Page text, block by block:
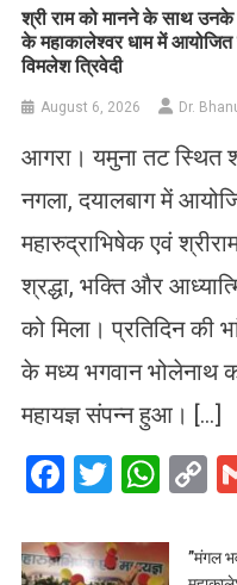
​श्री राम को मानने के साथ
के महाकालेश्वर धाम में
विमलेश त्रिवेदी
August 6, 2026 Dr.
आगरा। यमुना तट स्थित
नगला, दयालबाग में
महारुद्राभिषेक एवं
श्रद्धा, भक्ति और
को मिला। प्रतिदिन की
के मध्य भगवान भोलेनाथ
महायज्ञ संपन्न हुआ। […]
Facebook
Twitter
​”मंगल